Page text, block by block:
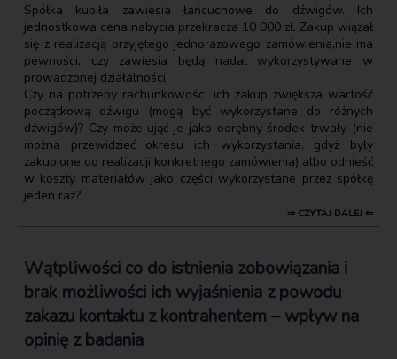
Spółka kupiła zawiesia łańcuchowe do dźwigów. Ich
jednostkowa cena nabycia przekracza 10 000 zł. Zakup wiązał
się z realizacją przyjętego jednorazowego zamówienia,nie ma
pewności, czy zawiesia będą nadal wykorzystywane w
prowadzonej działalności.
Czy na potrzeby rachunkowości ich zakup zwiększa wartość
początkową dźwigu (mogą być wykorzystane do różnych
dźwigów)? Czy może ująć je jako odrębny środek trwały (nie
można przewidzieć okresu ich wykorzystania, gdyż były
zakupione do realizacji konkretnego zamówienia) albo odnieść
w koszty materiałów jako części wykorzystane przez spółkę
jeden raz?
⇒ CZYTAJ DALEJ ⇐
Wątpliwości co do istnienia zobowiązania i
brak możliwości ich wyjaśnienia z powodu
zakazu kontaktu z kontrahentem – wpływ na
opinię z badania